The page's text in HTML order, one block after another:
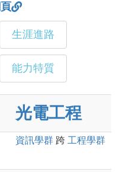
生涯進路
能力特質
光電工程
資訊學群 跨 工程學群